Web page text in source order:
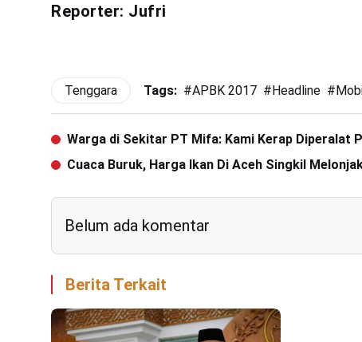
Reporter: Jufri
Tenggara Tags: #APBK 2017 #Headline #
Warga di Sekitar PT Mifa: Kami Kerap Diperalat
Cuaca Buruk, Harga Ikan Di Aceh Singkil
Belum ada komentar
Berita Terkait